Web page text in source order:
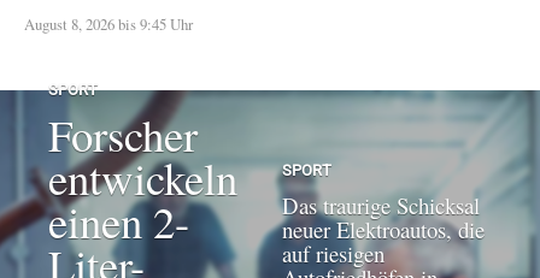
August 8, 2026 bis 9:45 Uhr
SPORT
Forscher
entwickeln
einen 2-
Liter-
SPORT
Das traurige Schicksal
neuer Elektroautos, die
auf riesigen